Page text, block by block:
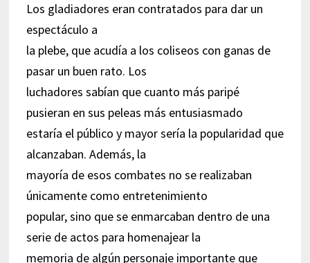
Los gladiadores eran contratados para dar un
espectáculo a
la plebe, que acudía a los coliseos con ganas de
pasar un buen rato. Los
luchadores sabían que cuanto más paripé
pusieran en sus peleas más entusiasmado
estaría el público y mayor sería la popularidad que
alcanzaban. Además, la
mayoría de esos combates no se realizaban
únicamente como entretenimiento
popular, sino que se enmarcaban dentro de una
serie de actos para homenajear la
memoria de algún personaje importante que